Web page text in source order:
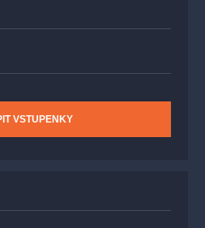
VSTUPENKY